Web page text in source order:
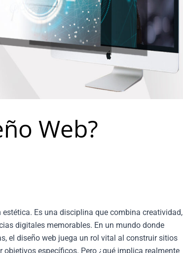
Web?
Es una disciplina que combina creatividad,
digitales memorables. En un mundo donde
el diseño web juega un rol vital al construir sitios
específicos. Pero ¿qué implica realmente